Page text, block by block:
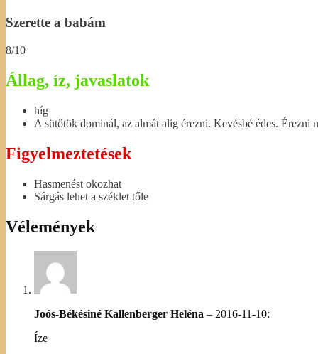
Szerette a babám
8/10
Állag, íz, javaslatok
híg
A sütőtök dominál, az almát alig érezni. Kevésbé édes. Érezni
Figyelmeztetések
Hasmenést okozhat
Sárgás lehet a széklet tőle
Vélemények
Joós-Békésiné Kallenberger Heléna – 2016-11-10:
Íze